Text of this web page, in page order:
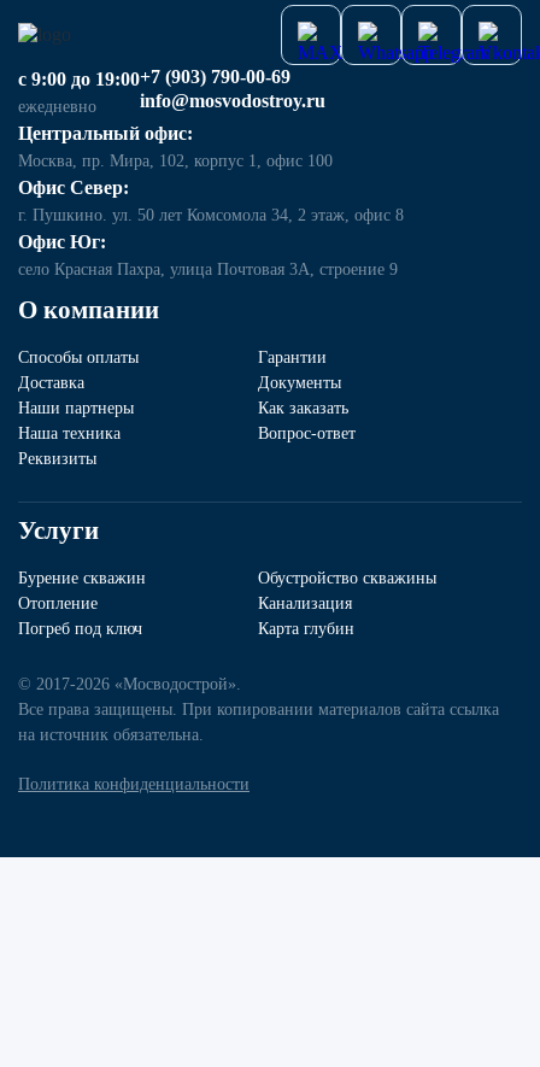
О компании
Способы оплаты
Гарантии
Доставка
Документы
Наши партнеры
Как заказать
Наша техника
Вопрос-ответ
Реквизиты
Услуги
Бурение скважин
Обустройство скважины
Отопление
Канализация
Погреб под ключ
Карта глубин
с 9:00 до 19:00
ежедневно
+7 (903) 790-00-69
info@mosvodostroy.ru
Центральный офис:
Москва, пр. Мира, 102, корпус 1, офис 100
Офис Север:
г. Пушкино. ул. 50 лет Комсомола 34, 2 этаж, офис 8
Офис Юг:
село Красная Пахра, улица Почтовая 3А, строение 9
© 2017-2026 «Мосводострой».
Все права защищены. При копировании материалов сайта ссылка
на источник обязательна.
Политика конфиденциальности